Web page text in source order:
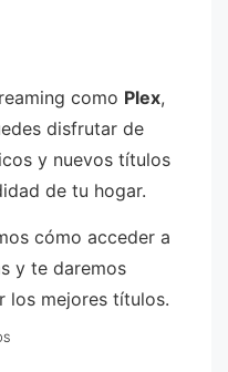
como Plex,
disfrutar de
y nuevos títulos
de tu hogar.
cómo acceder a
y te daremos
los mejores títulos.